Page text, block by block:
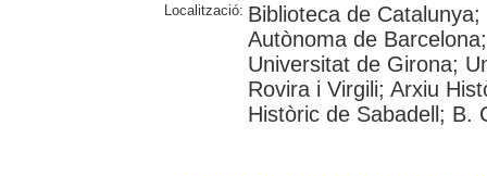
Localització: Biblioteca de
Autònoma de
Universitat de Girona;
Rovira i Virgili; Arxiu
Històric de Sabadell; B.